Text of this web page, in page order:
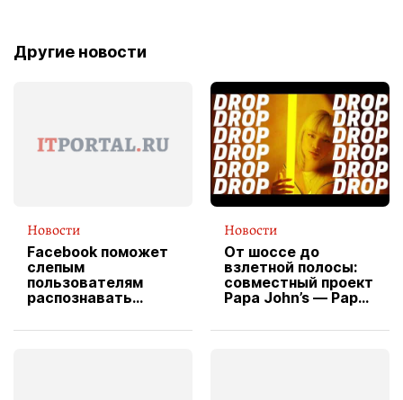
Другие новости
Новости
Facebook поможет
слепым
пользователям
распознавать
Новости
От шоссе до
взлетной полосы:
совместный проект
Papa John’s — Papa
вводит